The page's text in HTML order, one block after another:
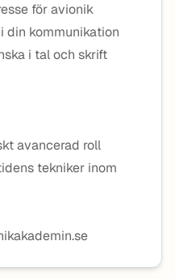
för avionik
kommunikation
i tal och skrift
avancerad roll
tekniker inom